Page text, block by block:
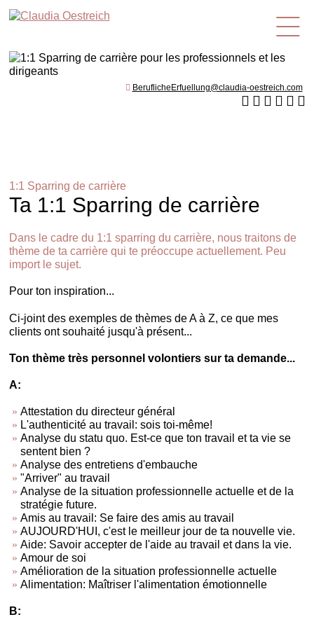
fr
BeruflicheErfuellung@claudia-oestreich.com
1:1 Sparring de carrière
Ta 1:1 Sparring de carrière
Dans le cadre du 1:1 sparring du carrière, nous traitons de
thème de ta carrière qui te préoccupe actuellement. Peu
import le sujet.
Pour ton inspiration...
Ci-joint des exemples de thèmes de A à Z, ce que mes
clients ont souhaité jusqu'à présent...
Ton thème très personnel volontiers sur ta demande...
A:
Attestation du directeur général
L'authenticité au travail: sois toi-même!
Analyse du statu quo. Est-ce que ton travail et ta vie se
sentent bien ?
Analyse des entretiens d'embauche
"Arriver" au travail
Analyse de la situation professionnelle actuelle et de la
stratégie future.
Amis au travail: Se faire des amis au travail
AUJOURD'HUI, c'est le meilleur jour de ta nouvelle vie.
Aide: Savoir accepter de l'aide au travail et dans la vie.
Amour de soi
Amélioration de la situation professionnelle actuelle
Alimentation: Maîtriser l'alimentation émotionnelle
B: